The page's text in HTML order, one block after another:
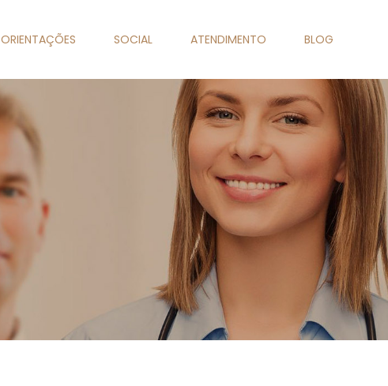
ORIENTAÇÕES SOCIAL ATENDIMENTO BLOG